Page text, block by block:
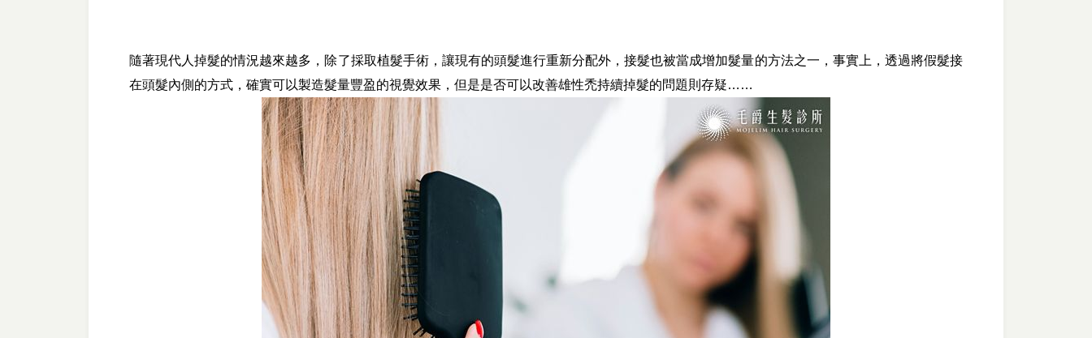
隨著現代人掉髮的情況越來越多，除了採取植髮手術，讓現有的頭髮進行重新分配外，接髮也被當成增加髮量的方法之一，事實上，透過將假髮接
在頭髮內側的方式，確實可以製造髮量豐盈的視覺效果，但是是否可以改善雄性禿持續掉髮的問題則存疑……